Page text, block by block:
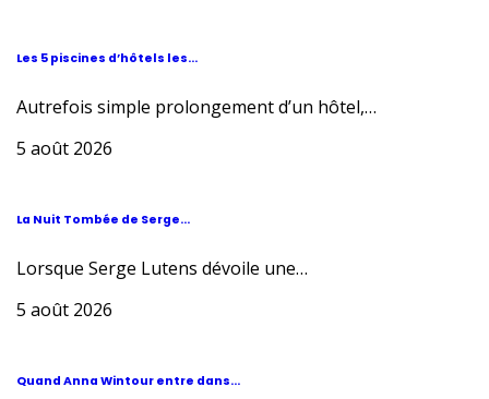
Les 5 piscines d’hôtels les...
Autrefois simple prolongement d’un hôtel,…
5 août 2026
La Nuit Tombée de Serge...
Lorsque Serge Lutens dévoile une…
5 août 2026
Quand Anna Wintour entre dans...